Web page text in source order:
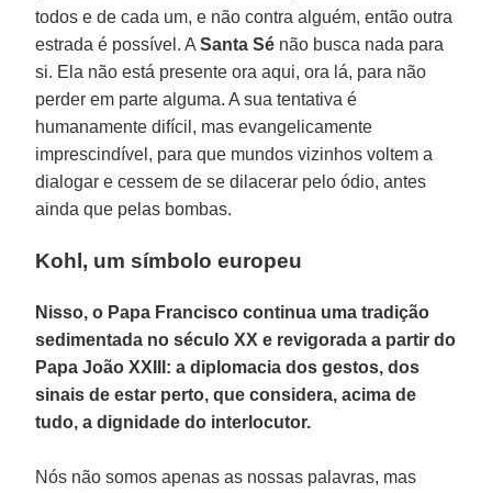
todos e de cada um, e não contra alguém, então outra
estrada é possível. ASanta Sé não busca nada para
si. Ela não está presente ora aqui, ora lá, para não
perder em parte alguma. A sua tentativa é
humanamente difícil, mas evangelicamente
imprescindível, para que mundos vizinhos voltem a
dialogar e cessem de se dilacerar pelo ódio, antes
ainda que pelas bombas.
Kohl, um símbolo europeu
Nisso, o Papa Francisco continua uma tradição
sedimentada no século XX e revigorada a partir do
Papa João XXIII: a diplomacia dos gestos, dos
sinais de estar perto, que considera, acima de
tudo, a dignidade do interlocutor.
Nós não somos apenas as nossas palavras, mas